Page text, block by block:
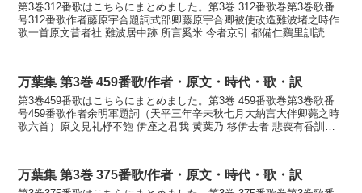
第3巻312番歌はこちらにまとめました。第3巻 312番歌巻第3巻歌番
号312番歌作者藤原宇合題詞式部卿藤原宇合卿被使改造難波堵之時作
歌一首原文昔者社 難波居中跡 所言奚米 今者京引 都備仁鷄里訓読昔
万葉集 第3巻 459番歌/作者・原文・時代・歌・訳
第3巻459番歌はこちらにまとめました。第3巻 459番歌巻第3巻歌番
号459番歌作者余明軍題詞（天平三年辛未秋七月大納言大伴卿薨之時
歌六首）原文見礼杼不飽 伊座之君我 黄葉乃 移伊去者 悲喪有香訓読
万葉集 第3巻 375番歌/作者・原文・時代・歌・訳